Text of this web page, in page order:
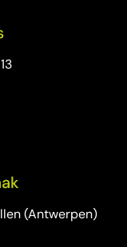
(Antwerpen)